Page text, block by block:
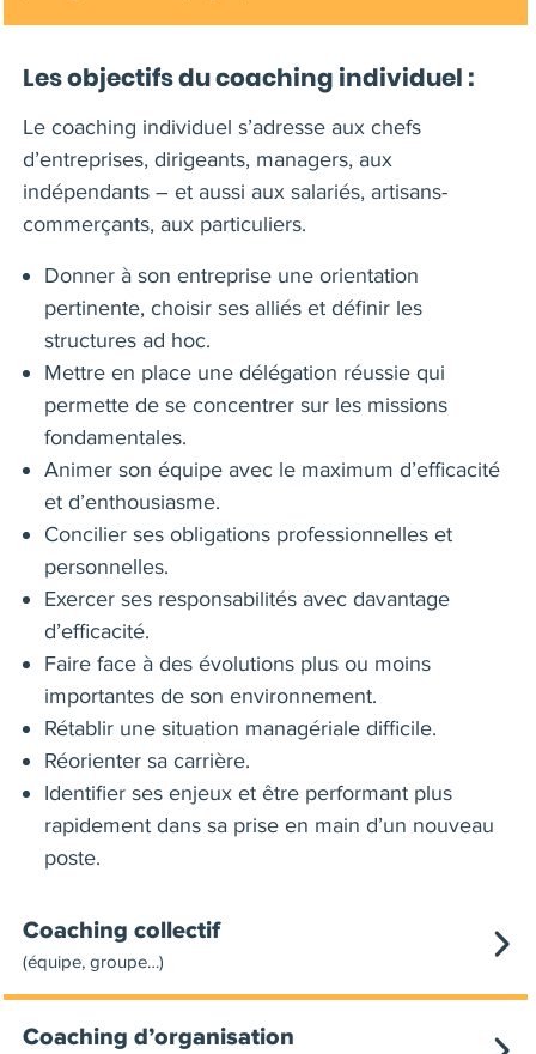
Les objectifs du coaching individuel :
Le coaching individuel s’adresse aux chefs
d’entreprises, dirigeants, managers, aux
indépendants – et aussi aux salariés, artisans-
commerçants, aux particuliers.
Donner à son entreprise une orientation
pertinente, choisir ses alliés et définir les
structures ad hoc.
Mettre en place une délégation réussie qui
permette de se concentrer sur les missions
fondamentales.
Animer son équipe avec le maximum d’efficacité
et d’enthousiasme.
Concilier ses obligations professionnelles et
personnelles.
Exercer ses responsabilités avec davantage
d’efficacité.
Faire face à des évolutions plus ou moins
importantes de son environnement.
Rétablir une situation managériale difficile.
Réorienter sa carrière.
Identifier ses enjeux et être performant plus
rapidement dans sa prise en main d’un nouveau
poste.
Coaching collectif
(équipe, groupe…)
Coaching d’organisation